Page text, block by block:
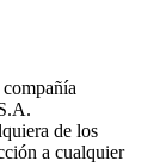
de los
a cualquier